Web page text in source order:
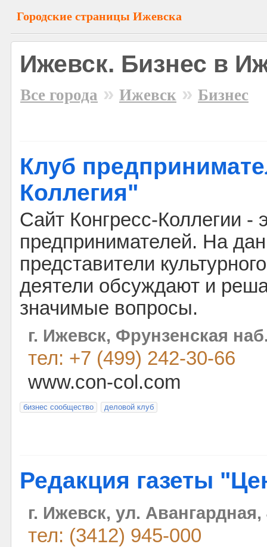
Городские страницы Ижевска
Ижевск. Бизнес в
Все города » Ижевск » Бизнес
Клуб
Коллегия"
Сайт Конгресс-Коллегии -
предпринимателей. На
представители
деятели обсуждают и
значимые вопросы.
г. Ижевск, Фрунзенская
тел: +7 (499) 242-30-66
www.con-col.com
бизнес сообщество деловой клуб
Редакция газеты
г. Ижевск, ул.
тел: (3412) 945-000